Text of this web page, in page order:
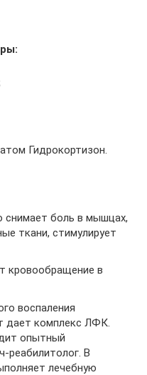
Гидрокортизон.
снимает боль в мышцах,
ткани, стимулирует
кровообращение в
воспаления
дает комплекс ЛФК.
опытный
реабилитолог. В
лечебную